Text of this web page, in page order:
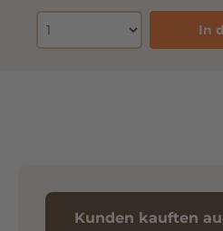
In
Kunden kauften